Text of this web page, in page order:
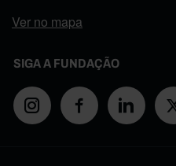
Ver no mapa
SIGA A FUNDAÇÃO